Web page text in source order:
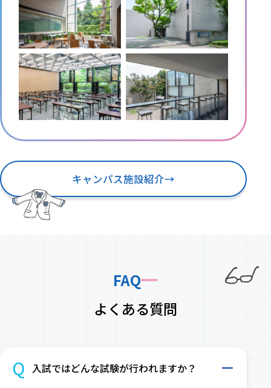
キャンパス施設紹介→
FAQ
よくある質問
Q 入試ではどんな試験が行われますか？